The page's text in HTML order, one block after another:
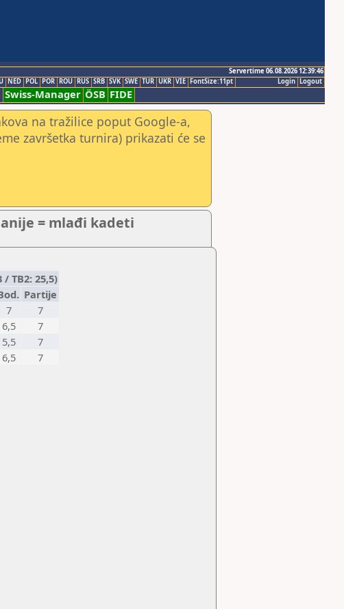
Servertime 06.08.2026 12:39:46
Logout
Login
NED POL POR ROU RUS SRB SVK SWE TUR UKR VIE FontSize:11pt
Swiss-Manager ÖSB FIDE
na tražilice poput Google-a,
završetka turnira) prikazati će se
= mlađi kadeti
TB2: 25,5)
Partije
7
7
6,5
7
5,5
7
6,5 7